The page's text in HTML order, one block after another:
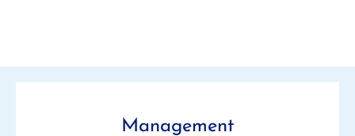
Management